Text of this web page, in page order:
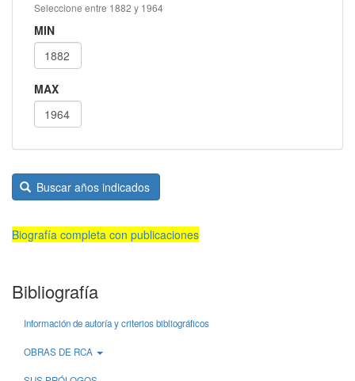
Seleccione entre 1882 y 1964
MIN
MAX
Buscar años indicados
Biografía completa con publicaciones
Bibliografía
Información de autoría y criterios bibliográficos
OBRAS DE RCA